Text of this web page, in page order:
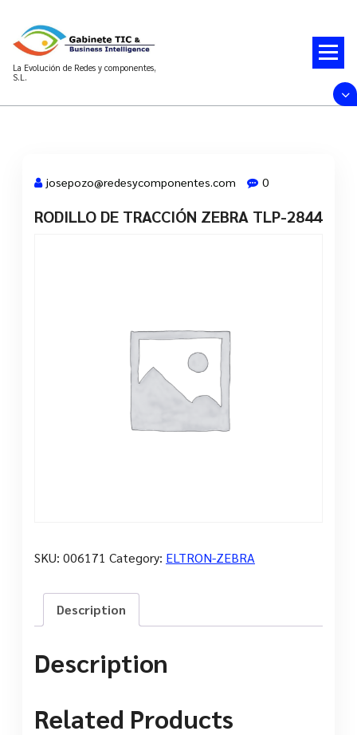
contenido
La Evolución de Redes y componentes,
S.L.
28 Mar, 2022
josepozo@redesycomponentes.com 0
RODILLO DE TRACCIÓN ZEBRA TLP-2844
SKU: 006171 Category: ELTRON-ZEBRA
Description
Description
Related Products